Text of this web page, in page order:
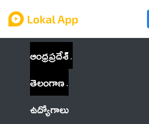
ఆంధ్రప్రదేశ్
తెలంగాణ
ఉద్యోగాలు